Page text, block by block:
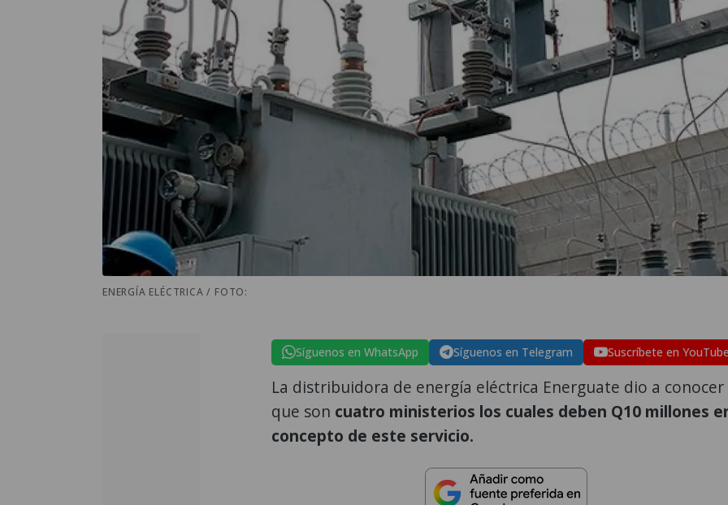
ENERGÍA ELÉCTRICA / FOTO:
Síguenos en WhatsApp Síguenos en Telegram Suscríbete en
La distribuidora de energía eléctrica Energuate dio a conocer
que son cuatro ministerios los cuales deben Q10 millones
concepto de este servicio.